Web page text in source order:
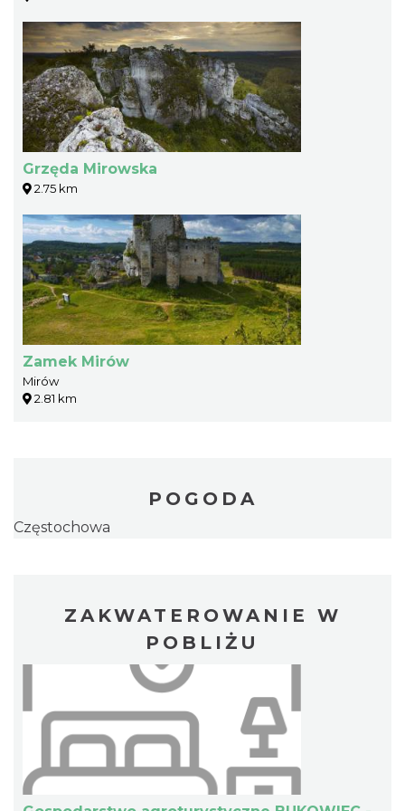
Grzęda Mirowska
2.75 km
Zamek Mirów
Mirów
2.81 km
POGODA
Częstochowa
ZAKWATEROWANIE W
POBLIŻU